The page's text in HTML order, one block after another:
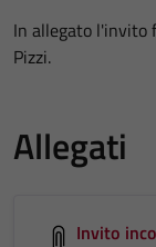
In allegato l'invito
Pizzi.
Allegati
Invito